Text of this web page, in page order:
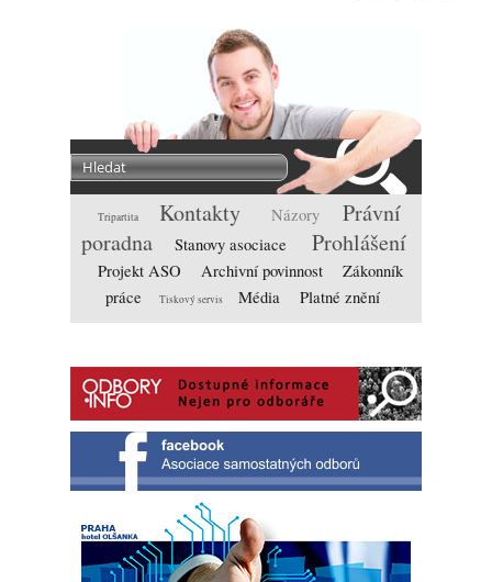
Tripartita Kontakty Názory
Právní
poradna
Stanovy asociace Prohlášení
Projekt ASO Archivní povinnost
Zákonník
práce
Tiskový servis Média Platné znění